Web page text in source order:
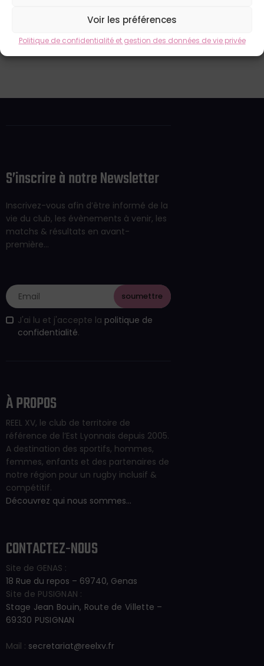
Voir les préférences
Politique de confidentialité et gestion des données de vie privée
Bénigne
S’inscrire à notre Newsletter
Inscrivez-vous afin d’être informé de la
vie du club, les évènements à venir, les
matchs & résultats en avant-
première…
J'ai lu et j'accepte la politique de
confidentialité.
À PROPOS
REEL XV, le club de territoire de
référence de l’Est Lyonnais depuis 2005.
A destination des sportifs, hommes,
femmes, enfants et des partenaires de
notre région pour un rugby inclusif &
compétitif.
Découvrez qui nous sommes…
CONTACTEZ-NOUS
Site de GENAS :
18 Rue du repos – 69740, Genas
Site de PUSIGNAN :
Stage Jean Bouin, Route de Villette –
69330 PUSIGNAN
Mail : secretariat@reelxv.fr